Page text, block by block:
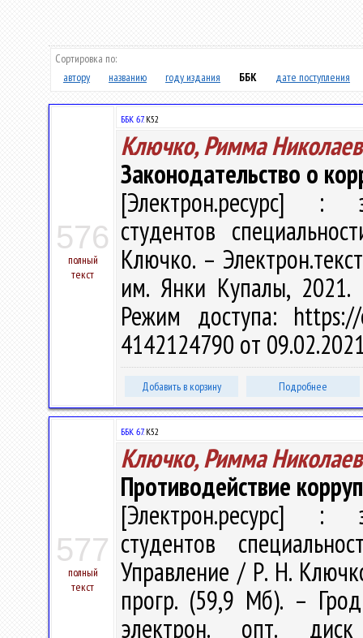
Сортировка по:
автору
названию году издания ББК дате поступления
576
полный
текст
ББК 67.К52
Ключко, Римма
Законодательство о
[Электрон.ресурс] :
студентов
Ключко. –
им. Янки Купалы, 2021.
Режим доступа:
4142124790 от
Добавить в корзину Подробнее
577
полный
текст
ББК 67.К52
Ключко, Римма
Противодействие
[Электрон.ресурс] :
студентов
Управление / Р. Н.
прогр. (59,9 Мб). –
электрон. опт.